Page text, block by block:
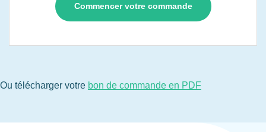
Ou télécharger votre bon de commande en PDF